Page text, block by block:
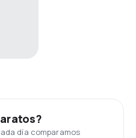
día comparamos